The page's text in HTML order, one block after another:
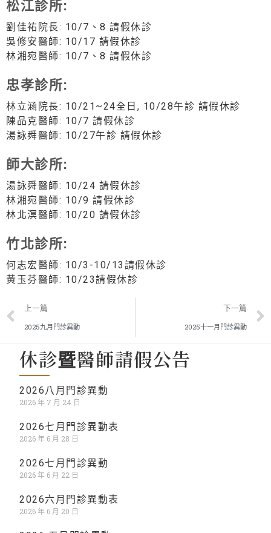
松江診所:
劉佳祐院長: 10/7、8 請假休診
吳修安醫師: 10/17 請假休診
林湘宛醫師: 10/7、8 請假休診
忠孝診所:
林立涵院長: 10/21~24全日, 10/28午診 請假休診
陳品克醫師: 10/7 請假休診
湯詠舜醫師: 10/27午診 請假休診
師大診所:
湯詠舜醫師: 10/24 請假休診
林湘宛醫師: 10/9 請假休診
林北溟醫師: 10/20 請假休診
竹北診所:
何志宏醫師: 10/3-10/13請假休診
黃玉芬醫師: 10/23請假休診
上一篇
2025九月門診異動
下一篇
2025十一月門診異動
休診暨醫師請假公告
2026八月門診異動
2026 年 7 月 24 日
2026七月門診異動表
2026 年 6 月 28 日
2026七月門診異動
2026 年 6 月 22 日
2026六月門診異動表
2026 年 6 月 20 日